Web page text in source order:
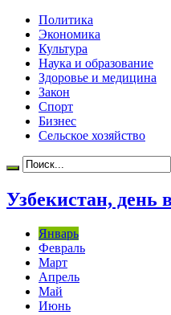
Политика
Экономика
Культура
Наука и образование
Здоровье и медицина
Закон
Спорт
Бизнес
Сельское хозяйство
Узбекистан, день
Январь
Февраль
Март
Апрель
Май
Июнь